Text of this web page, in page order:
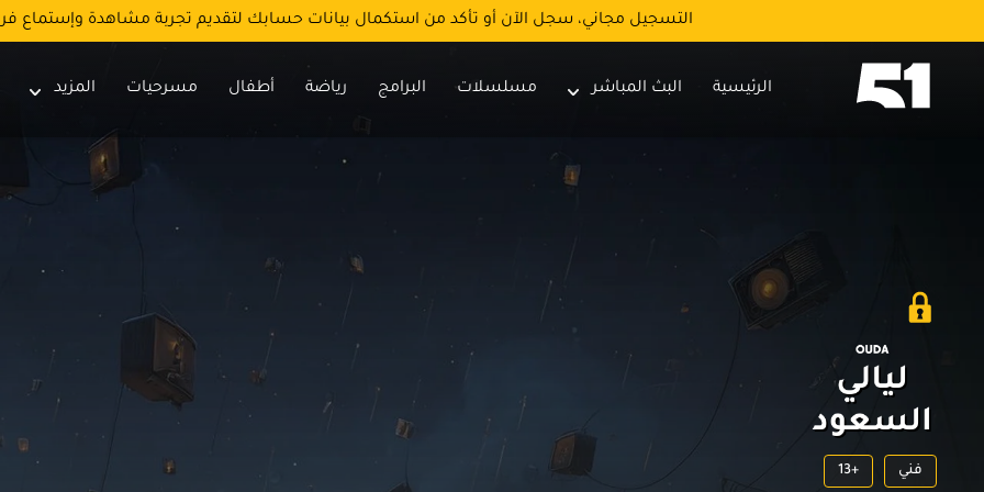
التسجيل مجاني، سجل الآن أو تأكد من استكمال بيانات حسابك لتقديم تجربة مشاهدة وإستماع
الرئيسية البث المباشر مسلسلات البرامج رياضة أطفال مسرحيات المزيد
فني 13+